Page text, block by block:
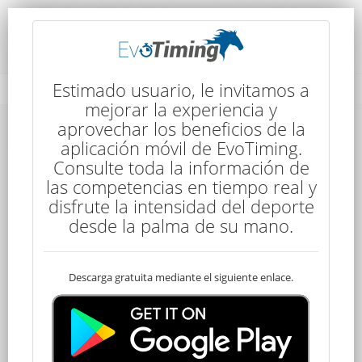
Detalles de la Competencia
Detalles de la Competencia
Young Rider
100 kms
7:15
4 Etapas
Estimado usuario, le invitamos a
mejorar la experiencia y
aprovechar los beneficios de la
aplicación móvil de EvoTiming.
Consulte toda la información de
las competencias en tiempo real y
disfrute la intensidad del deporte
desde la palma de su mano.
Descarga gratuita mediante el siguiente enlace.